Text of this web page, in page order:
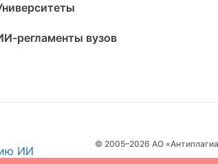
регламенты вузов
© 2005–2026 АО